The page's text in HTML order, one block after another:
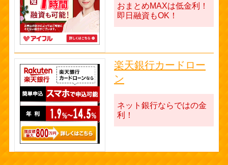
おまとめMAXは低金利！
即日融資もOK！
楽天銀行カードロー
ン
ネット銀行ならではの金
利！